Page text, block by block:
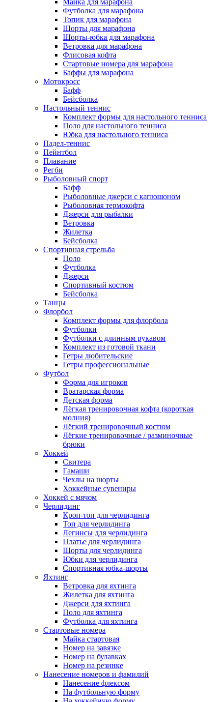
Майка для марафона
Футболка для марафона
Топик для марафона
Шорты для марафона
Шорты-юбка для марафона
Ветровка для марафона
Флисовая кофта
Стартовые номера для марафона
Баффы для марафона
Мотокросс
Бафф
Бейсболка
Настольный теннис
Комплект формы для настольного тенниса
Поло для настольного тенниса
Юбка для настольного тенниса
Падел-теннис
Пейнтбол
Плавание
Регби
Рыболовный спорт
Бафф
Рыболовные джерси с капюшоном
Рыболовная термокофта
Джерси для рыбалки
Ветровка
Жилетка
Бейсболка
Спортивная стрельба
Поло
Футболка
Джерси
Спортивный костюм
Бейсболка
Танцы
Флорбол
Комплект формы для флорбола
Футболки
Футболки с длинным рукавом
Комплект из готовой ткани
Гетры любительские
Гетры профессиональные
Футбол
Форма для игроков
Вратарская форма
Детская форма
Лёгкая тренировочная кофта (короткая
молния)
Лёгкий тренировочный костюм
Лёгкие тренировочные / разминочные
брюки
Хоккей
Свитера
Гамаши
Чехлы на шорты
Хоккейные сувениры
Хоккей с мячом
Черлидинг
Кроп-топ для черлидинга
Топ для черлидинга
Легинсы для черлидинга
Платье для черлидинга
Шорты для черлидинга
Юбки для черлидинга
Спортивная юбка-шорты
Яхтинг
Ветровка для яхтинга
Жилетка для яхтинга
Джерси для яхтинга
Поло для яхтинга
Футболка для яхтинга
Стартовые номера
Майка стартовая
Номер на завязке
Номер на булавках
Номер на резинке
Нанесение номеров и фамилий
Нанесение флексом
На футбольную форму